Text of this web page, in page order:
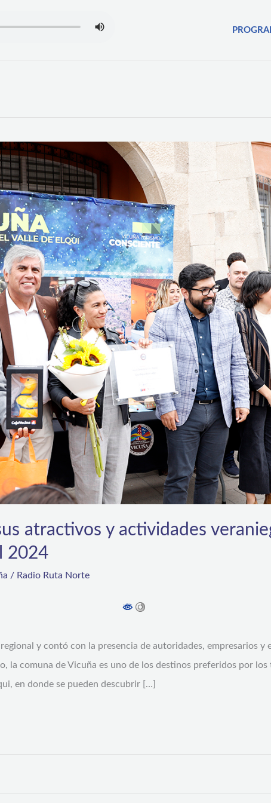
atractivos y actividades
2024
/ Radio Ruta Norte
y contó con la presencia de autoridades, empresarios y
la comuna de Vicuña es uno de los destinos preferidos por
en donde se pueden descubrir […]